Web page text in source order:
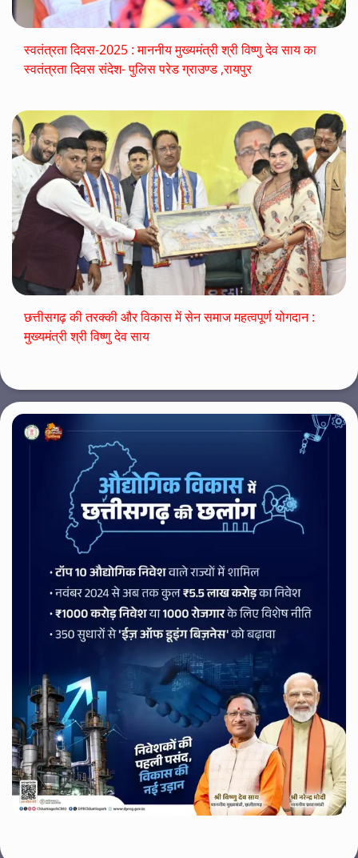
स्वतंत्रता दिवस-2025 : माननीय मुख्यमंत्री श्री विष्णु देव साय का
स्वतंत्रता दिवस संदेश- पुलिस परेड ग्राउण्ड ,रायपुर
छत्तीसगढ़ की तरक्की और विकास में सेन समाज महत्वपूर्ण योगदान :
मुख्यमंत्री श्री विष्णु देव साय